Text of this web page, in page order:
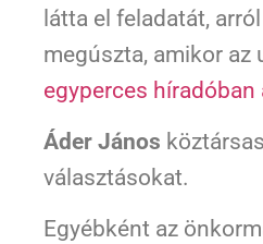
látta el feladatát,
megúszta, amikor az
egyperces
Áder János
választásokat.
Egyébként az